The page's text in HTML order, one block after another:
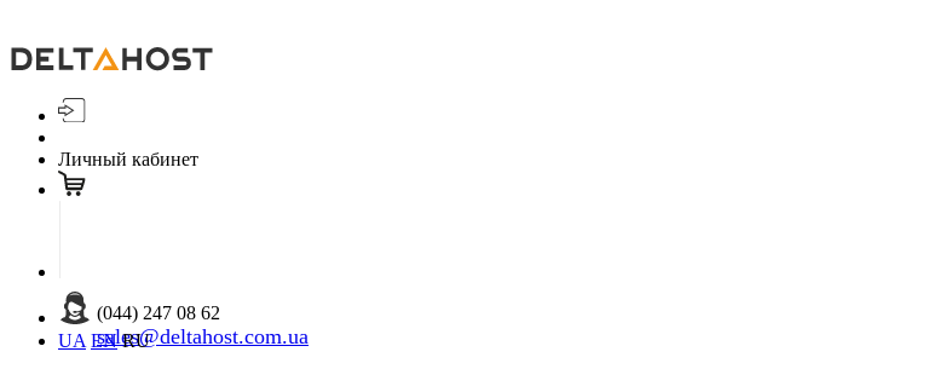
Личный кабинет
(044) 247 08 62
sales@deltahost.com.ua
UA EN RU